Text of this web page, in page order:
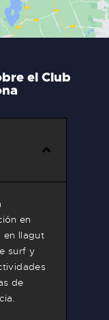
el Club
en
en llagut
surf y
de